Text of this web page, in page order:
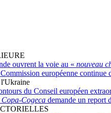
ouvrent la voie au « nouveau
européenne continue
l'Ukraine
du Conseil européen
Copa-Cogeca demande un report